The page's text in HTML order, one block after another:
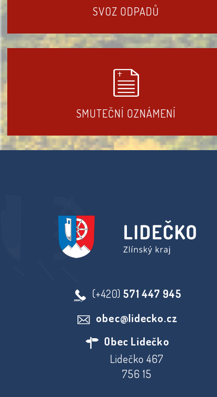
SVOZ ODPADŮ
SMUTEČNÍ OZNÁMENÍ
(+420) 571 447 945
obec@lidecko.cz
Obec Lidečko
Lidečko 467
756 15